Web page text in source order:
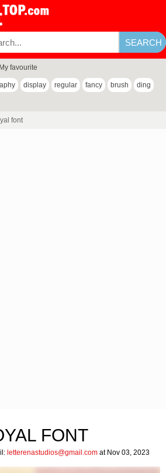
My favourite
display regular fancy brush ding
font
FONT
letterenastudios@gmail.com at Nov 03, 2023